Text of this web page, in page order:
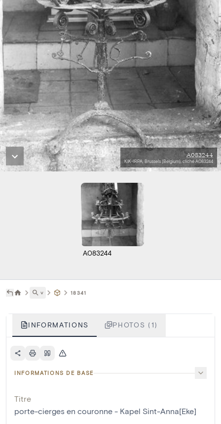
A083244
KIK-IRPA, Brussels (Belgium), cliché A083244
A083244
˅ 18341
INFORMATIONS PHOTOS (1)
INFORMATIONS DE BASE
Titre
porte-cierges en couronne - Kapel Sint-Anna[Eke]